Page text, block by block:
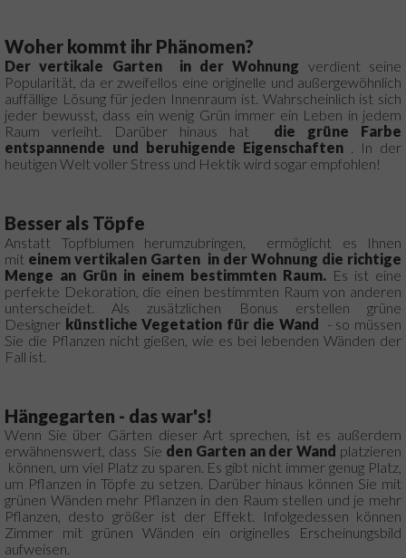
Woher kommt ihr Phänomen?
Der vertikale Garten in der Wohnung verdient seine
Popularität, da er zweifellos eine originelle und außergewöhnlich
auffällige Lösung für jeden Innenraum ist. Wahrscheinlich ist sich
jeder bewusst, dass ein wenig Grün immer ein Leben in jedem
Raum verleiht.
Darüber hinaus hat die grüne Farbe
entspannende und beruhigende Eigenschaften . In der
heutigen Welt voller Stress und Hektik wird sogar empfohlen!
Besser als Töpfe
Anstatt Topfblumen herumzubringen, ermöglicht es Ihnen
mit einem vertikalen Garten in der Wohnung die richtige
Menge an Grün in einem bestimmten Raum. Es ist eine
perfekte Dekoration, die einen bestimmten Raum von anderen
unterscheidet. Als zusätzlichen Bonus erstellen grüne
Designer künstliche Vegetation für die Wand - so müssen
Sie die Pflanzen nicht gießen, wie es bei lebenden Wänden der
Fall ist.
Hängegarten - das war's!
Wenn Sie über Gärten dieser Art sprechen, ist es außerdem
erwähnenswert, dass Sie den Garten an der Wand platzieren
können, um viel Platz zu sparen. Es gibt nicht immer genug Platz,
um Pflanzen in Töpfe zu setzen. Darüber hinaus können Sie mit
grünen Wänden mehr Pflanzen in den Raum stellen und je mehr
Pflanzen, desto größer ist der Effekt.
Infolgedessen können
Zimmer mit grünen Wänden ein originelles Erscheinungsbild
aufweisen.